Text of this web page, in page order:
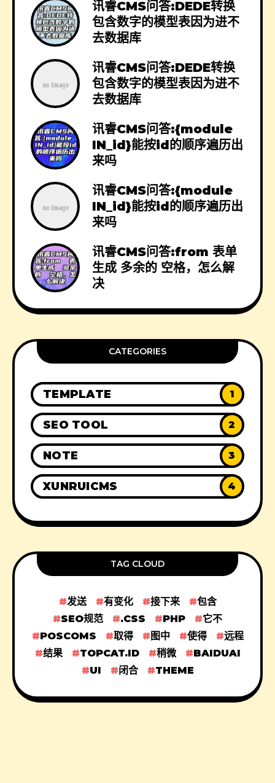
讯睿CMS问答:DEDE转换
包含数字的模型表因为进不
去数据库
讯睿CMS问答:DEDE转换
包含数字的模型表因为进不
去数据库
讯睿CMS问答:{module
IN_id}能按id的顺序遍历出
来吗
讯睿CMS问答:{module
IN_id}能按id的顺序遍历出
来吗
讯睿CMS问答:from 表单
生成 多余的 空格，怎么解
决
CATEGORIES
TEMPLATE 1
SEO TOOL 2
NOTE 3
XUNRUICMS 4
TAG CLOUD
发送 有变化 接下来
包含
SEO规范
.CSS PHP
它不
POSCOMS
取得 图中 使得
远程
结果
TOPCAT.ID 稍微
BAIDUAI
UI
闭合 THEME